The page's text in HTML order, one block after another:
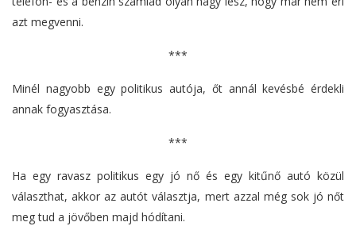
azt megvenni.
***
Minél nagyobb egy politikus autója, őt annál kevésbé érdekli
annak fogyasztása.
***
Ha egy ravasz politikus egy jó nő és egy kitűnő autó közül
választhat, akkor az autót választja, mert azzal még sok jó nőt
meg tud a jövőben majd hódítani.